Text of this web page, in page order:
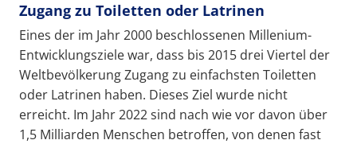
Zugang zu Toiletten oder Latrinen
Eines der im Jahr 2000 beschlossenen Millenium-
Entwicklungsziele war, dass bis 2015 drei Viertel der
Weltbevölkerung Zugang zu einfachsten Toiletten
oder Latrinen haben. Dieses Ziel wurde nicht
erreicht. Im Jahr 2022 sind nach wie vor davon über
1,5 Milliarden Menschen betroffen, von denen fast